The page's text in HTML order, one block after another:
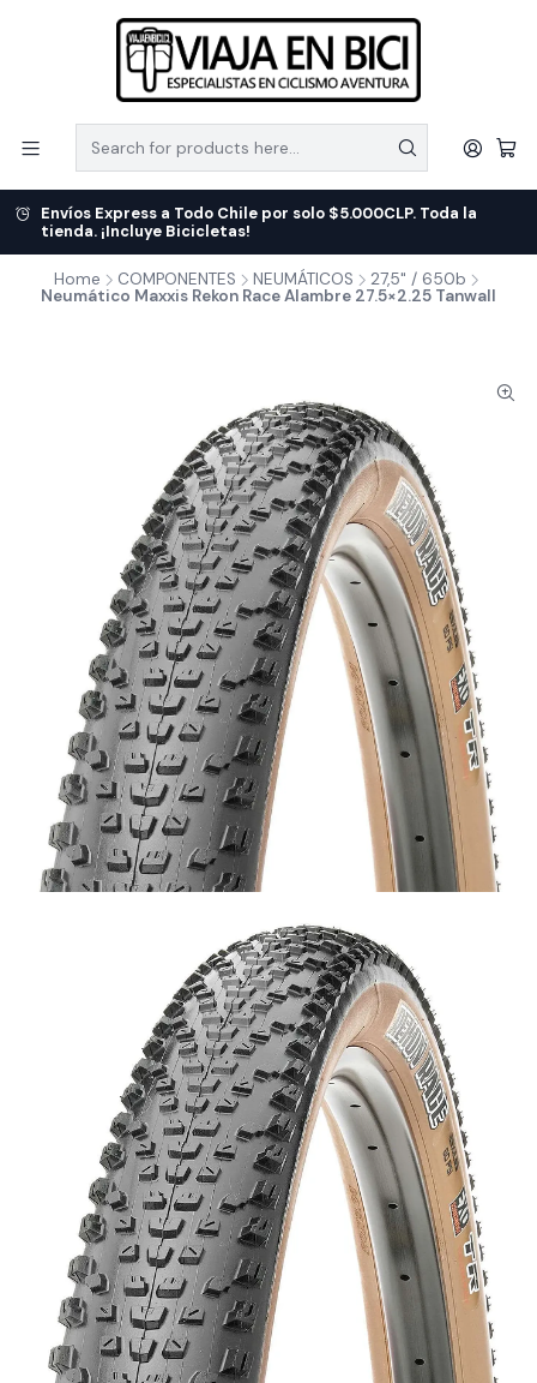
Envíos Express a Todo Chile por solo $5.000CLP. Toda la
tienda. ¡Incluye Bicicletas!
Home COMPONENTES NEUMÁTICOS
27,5" / 650b
Neumático Maxxis Rekon Race Alambre 27.5×2.25 Tanwall